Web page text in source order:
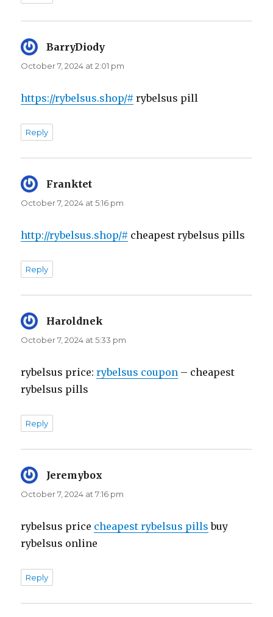
BarryDiody
October 7, 2024 at 2:01 pm
https://rybelsus.shop/# rybelsus pill
Reply
Franktet
October 7, 2024 at 5:16 pm
http://rybelsus.shop/# cheapest rybelsus pills
Reply
Haroldnek
October 7, 2024 at 5:33 pm
rybelsus price:rybelsus coupon – cheapest
rybelsus pills
Reply
Jeremybox
October 7, 2024 at 7:16 pm
rybelsus price cheapest rybelsus pills buy
rybelsus online
Reply